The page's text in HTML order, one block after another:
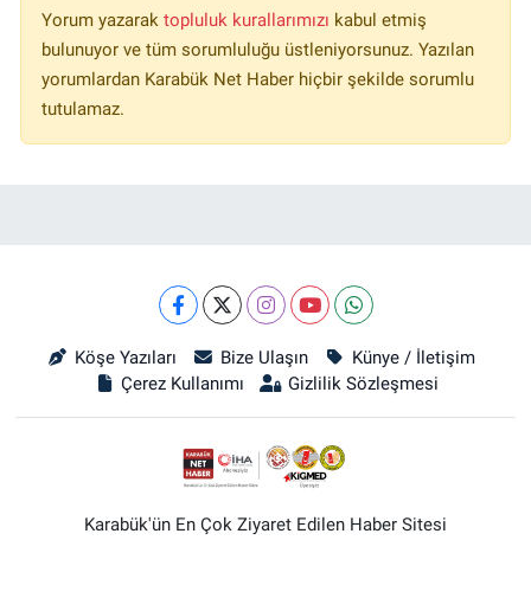
Yorum yazarak topluluk kurallarımızı kabul etmiş
bulunuyor ve tüm sorumluluğu üstleniyorsunuz. Yazılan
yorumlardan Karabük Net Haber hiçbir şekilde sorumlu
tutulamaz.
Köşe Yazıları Bize Ulaşın
Künye / İletişim
Çerez Kullanımı
Gizlilik Sözleşmesi
Karabük'ün En Çok Ziyaret Edilen Haber Sitesi